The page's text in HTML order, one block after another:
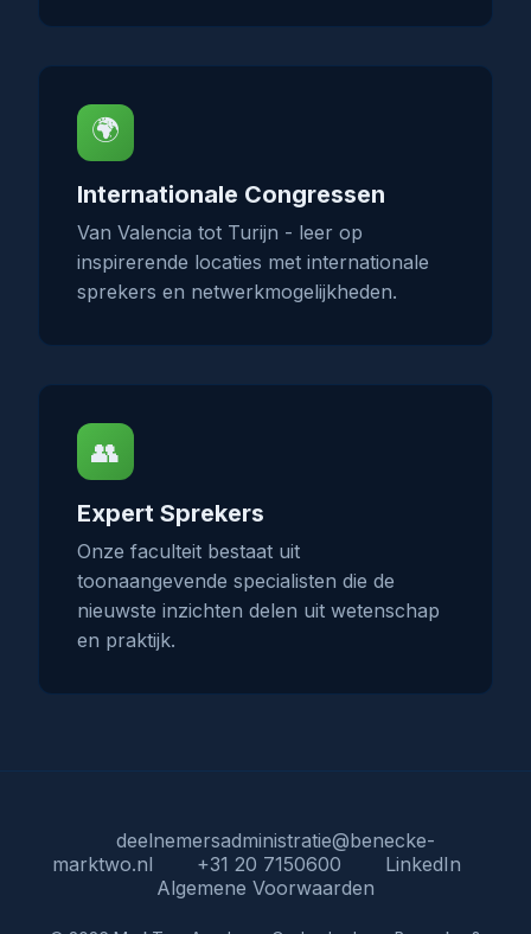
🌍
Internationale Congressen
Van Valencia tot Turijn - leer op
inspirerende locaties met internationale
sprekers en netwerkmogelijkheden.
👥
Expert Sprekers
Onze faculteit bestaat uit
toonaangevende specialisten die de
nieuwste inzichten delen uit wetenschap
en praktijk.
deelnemersadministratie@benecke-
marktwo.nl
+31 20 7150600
LinkedIn
Algemene Voorwaarden